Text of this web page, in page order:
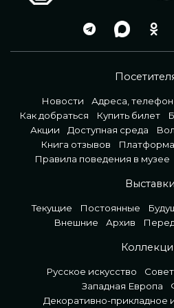
Новости
Адреса,
Как добраться
Купить билет
Акции
Доступная среда
Книга отзывов
Правила поведения в музее
Выставки
Текущие Постоянные
Внешние
Архив
Русское искусство
Западная Европа
Декоративно-прикладное